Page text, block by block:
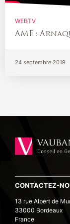
WEBTV
AMF :
24 septembre 2019
CONTACTEZ-
13 rue Albert de
33000 Bordeaux
France